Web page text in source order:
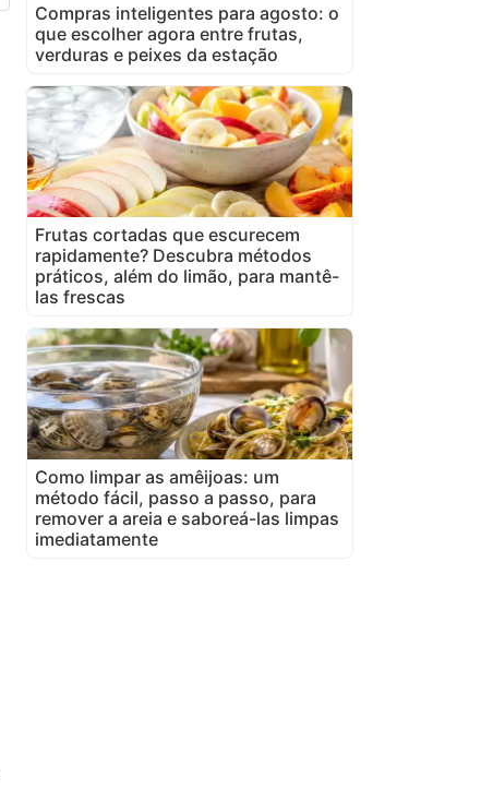
Compras inteligentes para agosto: o
que escolher agora entre frutas,
verduras e peixes da estação
Frutas cortadas que escurecem
rapidamente? Descubra métodos
práticos, além do limão, para mantê-
las frescas
Como limpar as amêijoas: um
método fácil, passo a passo, para
remover a areia e saboreá-las limpas
imediatamente